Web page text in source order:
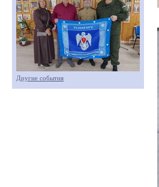
Другие события